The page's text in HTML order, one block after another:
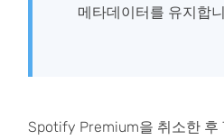
메타데이터를 유지합
Spotify Premium을 취소한 후